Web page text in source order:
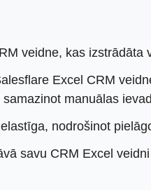
veidne, kas
Excel CRM
manuālas
nodrošinot
savu CRM Excel